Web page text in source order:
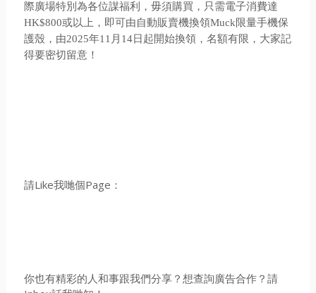
際廣場特別為各位謀福利，毋須購買，只需電子消費達
HK$800或以上，即可由自動販賣機換領Muck限量手機保
護殼，由2025年11月14日起開始換領，名額有限，大家記
得要密切留意！
請Like我哋個Page：
你也有精彩的人和事跟我們分享？想查詢廣告合作？請